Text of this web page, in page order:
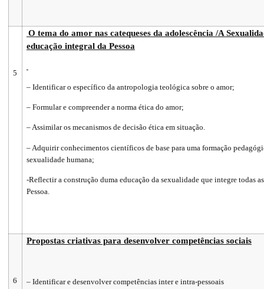
5
O tema do amor nas catequeses da adolescência /A
educação integral da Pessoa
– Identificar o específico da antropologia teológica sobre o amor;
– Formular e compreender a norma ética do amor;
– Assimilar os mecanismos de decisão ética em situação.
– Adquirir conhecimentos científicos de base para uma formação
sexualidade humana;
-Reflectir a construção duma educação da sexualidade que integre todas
Pessoa.
6
Propostas criativas para desenvolver competências sociais
– Identificar e desenvolver competências inter e intra-pessoais